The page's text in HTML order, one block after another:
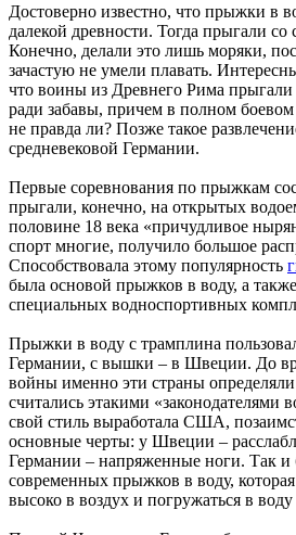
Достоверно известно, что прыжки в
далекой древности. Тогда прыгали со
Конечно, делали это лишь моряки,
зачастую не умели плавать.
что воины из Древнего Рима
ради забавы, причем в полном
не правда ли? Позже такое
средневековой Германии.
Первые соревнования по прыжкам
прыгали, конечно, на открытых
половине 18 века «причудливое
спорт многие, получило большое
Способствовала этому популярность
была основой прыжков в воду, а
специальных водноспортивных
Прыжки в воду с трамплина
Германии, с вышки – в Швеции. До
войны именно эти страны
считались этакими
свой стиль выработала США,
основные черты: у Швеции –
Германии – напряженные ноги. Так и
современных прыжков в воду, которая
высоко в воздух и погружаться в воду